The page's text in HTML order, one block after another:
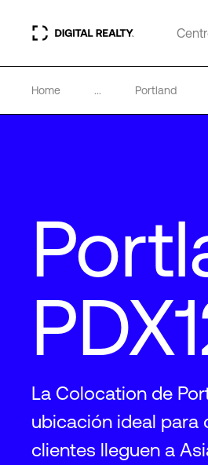
Home ... Portland
La Colocation de
ubicación ideal para
clientes lleguen a